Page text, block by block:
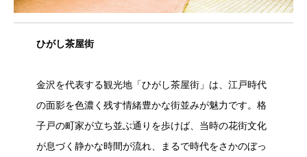
ひがし茶屋街
金沢を代表する観光地「ひがし茶屋街」は、江戸時代
の面影を色濃く残す情緒豊かな街並みが魅力です。格
子戸の町家が立ち並ぶ通りを歩けば、当時の花街文化
が息づく静かな時間が流れ、まるで時代をさかのぼっ